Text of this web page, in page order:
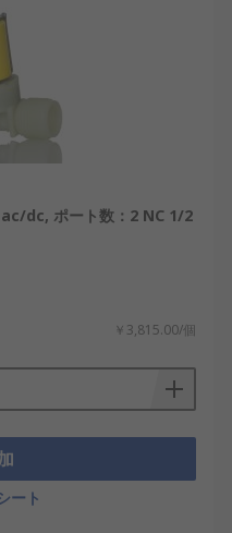
ac/dc, ポート数：2 NC 1/2
￥3,815.00/個
ート